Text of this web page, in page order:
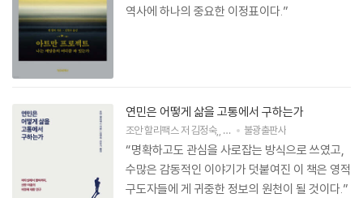
역사에 하나의 중요한 이정표이다.”
연민은 어떻게 삶을 고통에서 구하는가
조안 할리팩스저김정숙, 진우기역
불광출판사
“명확하고도 관심을 사로잡는 방식으로 쓰였고,
수많은 감동적인 이야기가 덧붙여진 이 책은 영적
구도자들에 게 귀중한 정보의 원천이 될 것이다.”